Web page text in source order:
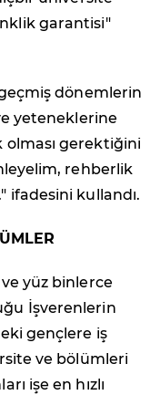
garantisi"
dönemlerin
yeteneklerine
gerektiğini
rehberlik
ifadesini kullandı.
yüz binlerce
İşverenlerin
gençlere iş
ve bölümleri
işe en hızlı